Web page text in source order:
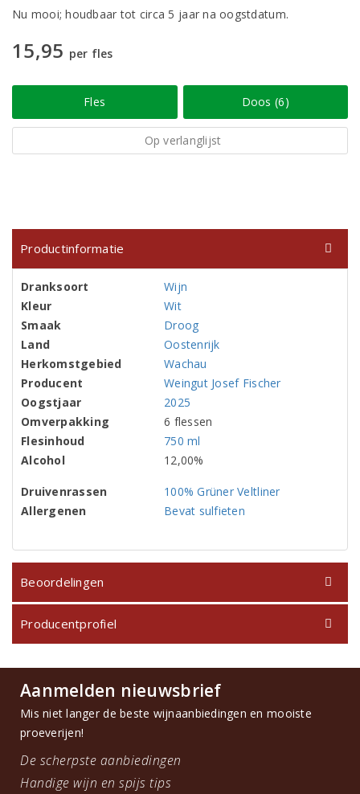
Nu mooi; houdbaar tot circa 5 jaar na oogstdatum.
15,95 per fles
Fles Doos (6)
Op verlanglijst
Productinformatie
Dranksoort
Wijn
Kleur
Wit
Smaak
Droog
Land
Oostenrijk
Herkomstgebied
Wachau
Producent
Weingut Josef Fischer
Oogstjaar
2025
Omverpakking
6 flessen
Flesinhoud
750 ml
Alcohol
12,00%
Druivenrassen
100% Grüner Veltliner
Allergenen
Bevat sulfieten
Beoordelingen
Producentprofiel
Aanmelden nieuwsbrief
Mis niet langer de beste wijnaanbiedingen en mooiste
proeverijen!
De scherpste aanbiedingen
Handige wijn en spijs tips